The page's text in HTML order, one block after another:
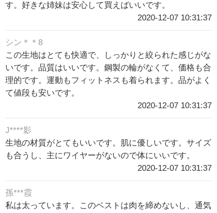
す。好きな姉妹は安心して買えばいいです。
2020-12-07 10:31:37
シン＊＊8
この生地はとても快適で、しっかりと絞られた感じがな
いです。品質はいいです。鋼製の輪がなくて、価格も合
理的です。運動もフィットネスも着られます。品がよく
て値段も安いです。
2020-12-07 10:31:37
J****影
生地の材質がとてもいいです。肌に優しいです。サイズ
も合うし、主にワイヤーがないので体にいいです。
2020-12-07 10:31:37
孫***霞
私は太っています。このベストは肉を締めないし、通気